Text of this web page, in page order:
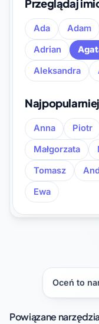
Przeglądaj
Ada Adam
Adrian
Aleksandra
Anna Piotr
Małgorzata
Tomasz
Ewa
Oceń to
Powiązane